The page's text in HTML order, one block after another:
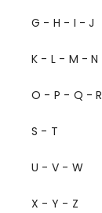
G - H - I - J
K - L - M - N
O - P - Q - R
S - T
U - V - W
X - Y - Z